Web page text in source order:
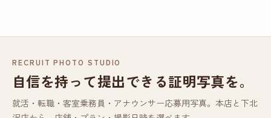
RECRUIT PHOTO STUDIO
自信を持って提出できる証明写真を。
就活・転職・客室乗務員・アナウンサー応募用写真。本店と下北